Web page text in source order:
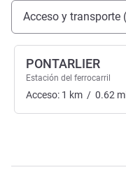
Acceso y transporte
Acceso y transporte
PONTARLIER
Estación del ferrocarril
Acceso: 1 km / 0.62